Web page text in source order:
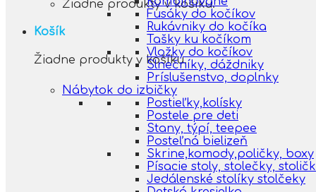
Žiadne produkty v košíku.
Košík
Žiadne produkty v košíku.
Fusáky do kočíkov
Rukávniky do kočíka
Tašky ku kočíkom
Vložky do kočíkov
Slnečníky, dáždniky
Príslušenstvo, doplnky
Nábytok do izbičky
Postieľky,kolísky
Postele pre deti
Stany, týpí, teepee
Posteľná bielizeň
Skrine,komody,poličky, boxy
Písacie stoly, stolečky,
Jedálenské stolíky stolčeky